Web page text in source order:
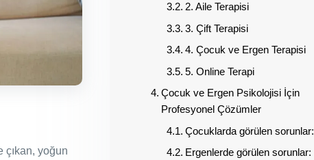
çıkan, yoğun
2. Aile Terapisi
3. Çift Terapisi
4. Çocuk ve Ergen Terapisi
5. Online Terapi
Çocuk ve Ergen Psikolojisi İçin
Profesyonel Çözümler
Çocuklarda görülen sorunlar:
Ergenlerde görülen sorunlar: